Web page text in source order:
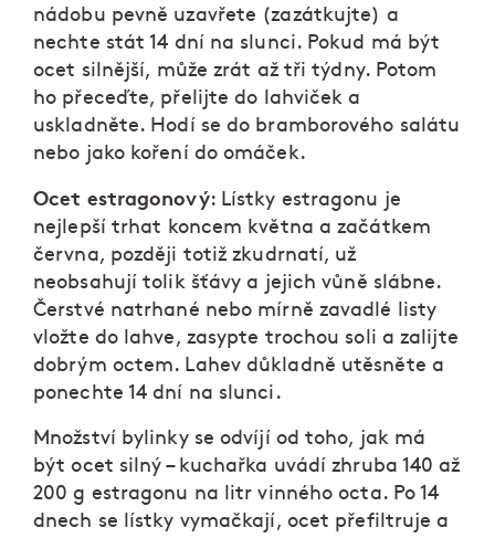
nádobu pevně uzavřete (zazátkujte) a
nechte stát 14 dní na slunci. Pokud má být
ocet silnější, může zrát až tři týdny. Potom
ho přeceďte, přelijte do lahviček a
uskladněte. Hodí se do bramborového salátu
nebo jako koření do omáček.
Ocet estragonový: Lístky estragonu je
nejlepší trhat koncem května a začátkem
června, později totiž zkudrnatí, už
neobsahují tolik šťávy a jejich vůně slábne.
Čerstvé natrhané nebo mírně zavadlé listy
vložte do lahve, zasypte trochou soli a zalijte
dobrým octem. Lahev důkladně utěsněte a
ponechte 14 dní na slunci.
Množství bylinky se odvíjí od toho, jak má
být ocet silný – kuchařka uvádí zhruba 140 až
200 g estragonu na litr vinného octa. Po 14
dnech se lístky vymačkají, ocet přefiltruje a